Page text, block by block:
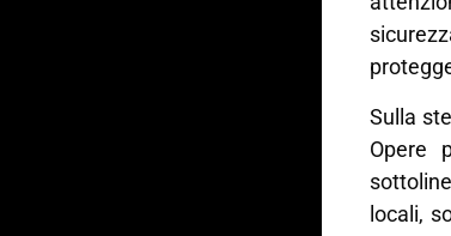
Sulla
Opere
locali,